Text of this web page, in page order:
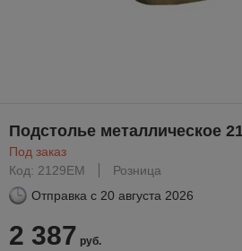
Подстолье металлическое
Под заказ
Код: 2129EM
Розница
Отправка с 20 августа 2026
2 387 руб.